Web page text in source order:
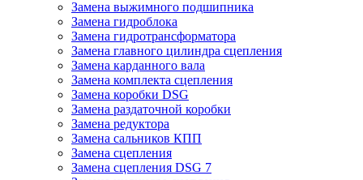
Замена выжимного подшипника
Замена гидроблока
Замена гидротрансформатора
Замена главного цилиндра сцепления
Замена карданного вала
Замена комплекта сцепления
Замена коробки DSG
Замена раздаточной коробки
Замена редуктора
Замена сальников КПП
Замена сцепления
Замена сцепления DSG 7